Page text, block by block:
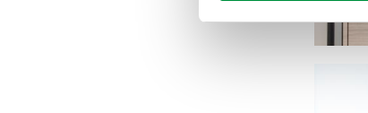
Approfondisci come
Utilizziamo i cookie